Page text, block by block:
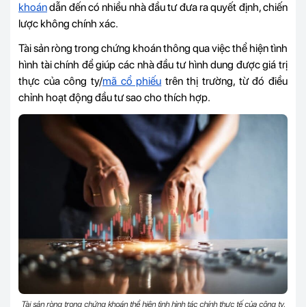
khoándẫn đến có nhiều nhà đầu tư đưa ra quyết định, chiến
lược không chính xác.
Tài sản ròng trong chứng khoán thông qua việc thể hiện tình
hình tài chính để giúp các nhà đầu tư hình dung được giá trị
thực của công ty/mã cổ phiếu trên thị trường, từ đó điều
chỉnh hoạt động đầu tư sao cho thích hợp.
Tài sản ròng trong chứng khoán thể hiện tình hình tác chính thực tế của công ty,